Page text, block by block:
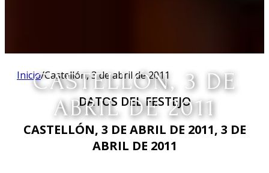
CASTELLÓN, 3 DE
ABRIL DE 2011
Inicio/Castellón, 3 de abril de 2011
DATOS DEL FESTEJO
CASTELLÓN, 3 DE ABRIL DE 2011, 3 DE
ABRIL DE 2011